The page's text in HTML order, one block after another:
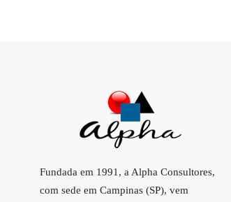
Fundada em 1991, a Alpha Consultores,
com sede em Campinas (SP), vem